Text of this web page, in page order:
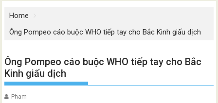
Home
Ông Pompeo cáo buộc WHO tiếp tay cho Bắc Kinh giấu dịch
Ông Pompeo cáo buộc WHO tiếp tay cho Bắc
Kinh giấu dịch
Pham